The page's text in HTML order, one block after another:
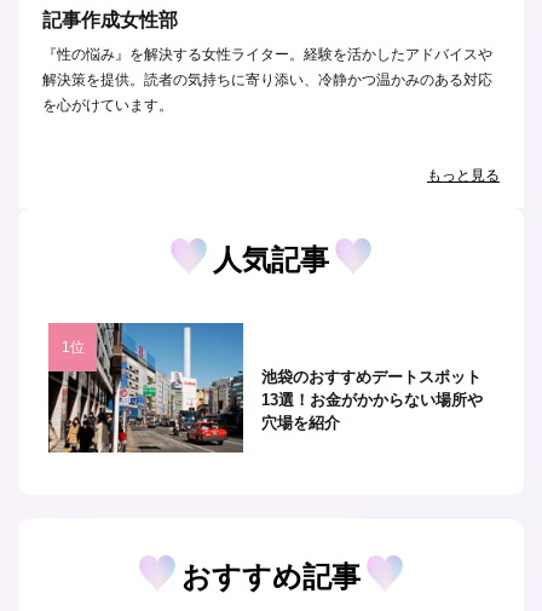
記事作成女性部
『性の悩み』を解決する女性ライター。経験を活かしたアドバイスや
解決策を提供。読者の気持ちに寄り添い、冷静かつ温かみのある対応
を心がけています。
もっと見る
人気記事
池袋のおすすめデートスポット
13選！お金がかからない場所や
穴場を紹介
おすすめ記事